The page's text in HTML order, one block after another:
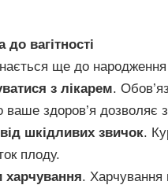
до вагітності
ще до
з лікарем.
ваше здоров’я дозволяє
шкідливих звичок.
плоду.
харчування. Харчування